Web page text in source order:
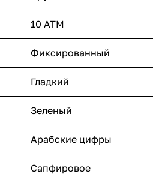
10 ATM
Фиксированный
Гладкий
Зеленый
Арабские цифры
Сапфировое